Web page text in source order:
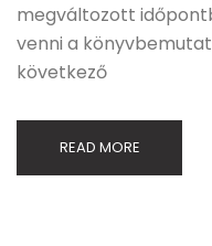
megváltozott
venni a
következő
READ MORE